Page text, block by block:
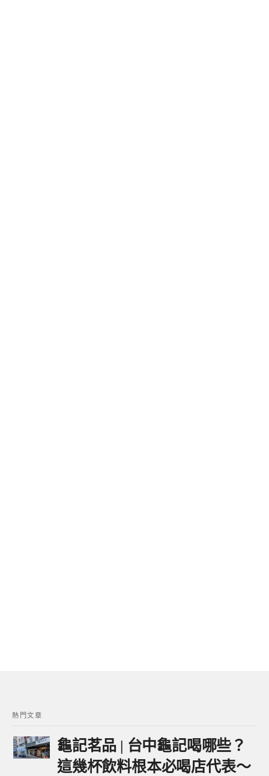
熱門文章
龜記茗品 | 台中龜記喝哪些？
這幾杯飲料根本必喝店代表～